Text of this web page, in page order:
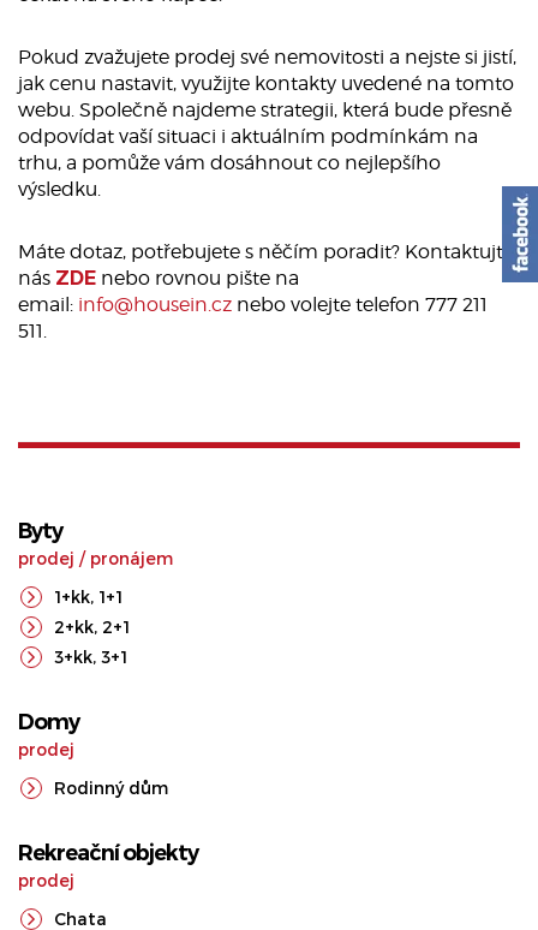
Pokud zvažujete prodej své nemovitosti a nejste si jistí,
jak cenu nastavit, využijte kontakty uvedené na tomto
webu. Společně najdeme strategii, která bude přesně
odpovídat vaší situaci i aktuálním podmínkám na
trhu, a pomůže vám dosáhnout co nejlepšího
výsledku.
Máte dotaz, potřebujete s něčím poradit? Kontaktujte
nás ZDE nebo rovnou pište na
email: info@housein.cz nebo volejte telefon 777 211
511.
Byty
prodej / pronájem
1+kk, 1+1
2+kk, 2+1
3+kk, 3+1
Domy
prodej
Rodinný dům
Rekreační objekty
prodej
Chata